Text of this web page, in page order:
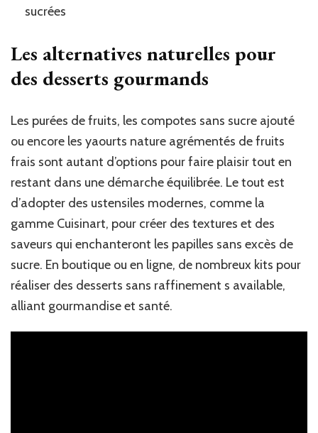
sucrées
Les alternatives naturelles pour
des desserts gourmands
Les purées de fruits, les compotes sans sucre ajouté
ou encore les yaourts nature agrémentés de fruits
frais sont autant d’options pour faire plaisir tout en
restant dans une démarche équilibrée. Le tout est
d’adopter des ustensiles modernes, comme la
gamme Cuisinart, pour créer des textures et des
saveurs qui enchanteront les papilles sans excès de
sucre. En boutique ou en ligne, de nombreux kits pour
réaliser des desserts sans raffinement s available,
alliant gourmandise et santé.